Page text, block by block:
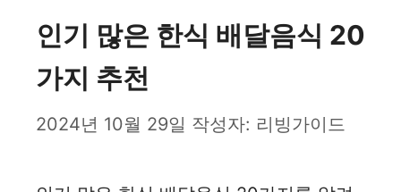
인기 많은 한식 배달음식 20
가지 추천
2024년 10월 29일 작성자: 리빙가이드